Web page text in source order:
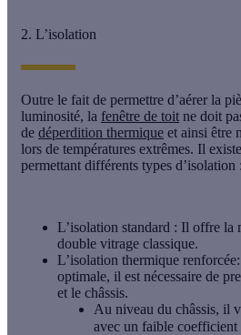
2. L’isolation
Outre le fait de permettre d’aérer la
luminosité, la fenêtre de toit ne doit
de déperdition thermique et ainsi être
lors de températures extrêmes. Il
permettant différents types d’isolation :
L’isolation standard : Il offre la
double vitrage classique.
L’isolation thermique renforcée
optimale, il est nécessaire de
et le châssis.
Au niveau du châssis, il
avec un faible